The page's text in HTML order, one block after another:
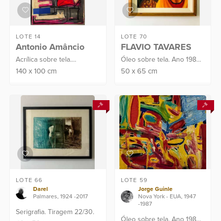
LOTE 14
Antonio Amâncio
Acrílica sobre tela.
Assinado C.I.D. e verso.
140x 100cm
LOTE 70
FLAVIO TAVARES
Óleo sobre tela. Ano 1984.
Assinado C.I.E
50 x65 cm
LOTE 66
Darel
Palmares, 1924 -2017
Serigrafia. Tiragem 22/30.
LOTE 59
Jorge Guinle
Nova York - EUA, 1947
-1987
Óleo sobre tela. Ano 1982.